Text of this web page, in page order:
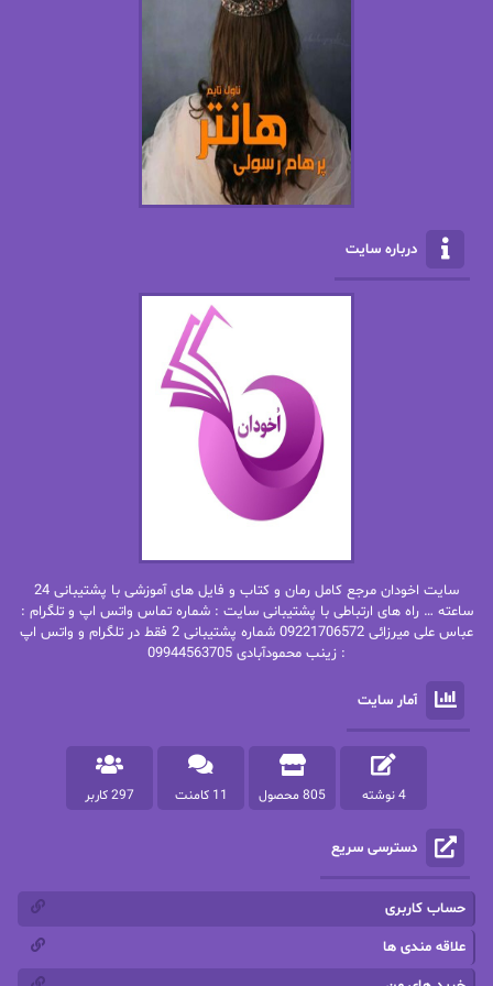
اکرم محمدی
الف صاد
الکساندر دوما
الناز پاکپور‌
الناز محمدی
امیر فرهی
باران
بهار سلطانی
بهاره شیرازی
بهاره.م
بیتا فرخی
پاتریشیا ویلسون پرتو فرهمند
پرستو اسحقی
پرستو مهاجر
پرهام رسولی
پروانه قدیمی پروانه محمدی
پریسا شکور(طوفان خاموش)
پنلوپه وارد
درباره سایت
سایت اخودان مرجع کامل رمان و کتاب و فایل های آموزشی با پشتیبانی 24
ساعته … راه های ارتباطی با پشتیبانی سایت : شماره تماس واتس اپ و تلگرام :
عباس علی میرزائی 09221706572 شماره پشتیبانی 2 فقط در تلگرام و واتس اپ
: زینب محمودآبادی 09944563705
آمار سایت
4 نوشته 805 محصول 11 کامنت 297 کاربر
دسترسی سریع
حساب کاربری
علاقه مندی ها